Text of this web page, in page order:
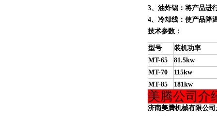
3、油炸锅 ：将产品进
4、冷却线：使产品降
技术参数：
型号
装机功率
MT-65
81.5kw
MT-70
115kw
MT-85
181kw
美腾公司介
济南美腾机械有限公